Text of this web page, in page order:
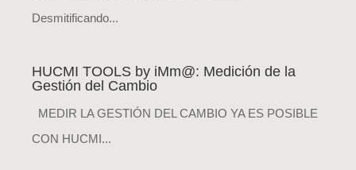
Desmitificando...
HUCMI TOOLS by iMm@: Medición de la
Gestión del Cambio
MEDIR LA GESTIÓN DEL CAMBIO YA ES POSIBLE
CON HUCMI...